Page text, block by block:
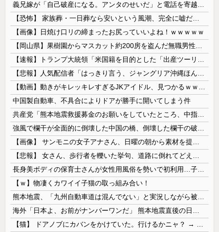
【画像】日焼け口リの締まったお尻っていいよね！ｗｗｗｗｗ
中国製自動車、不具合によりドアが勝手に開いてしまう件
【ｗ】物凄くカワイイ子猫の取っ組み合い！